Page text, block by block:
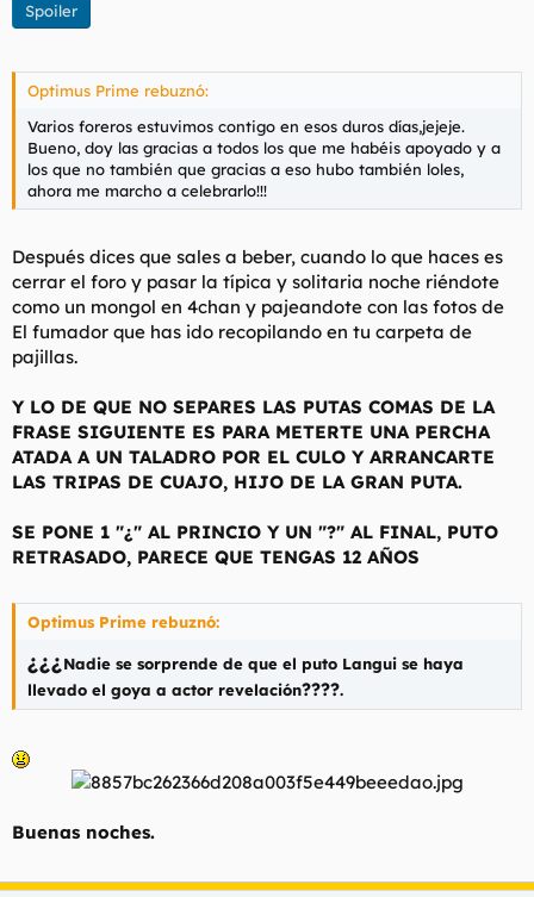
Spoiler
Optimus Prime rebuznó:
Varios foreros estuvimos contigo en esos duros días,jejeje.
Bueno, doy las gracias a todos los que me habéis apoyado y a
los que no también que gracias a eso hubo también loles,
ahora me marcho a celebrarlo!!!
Después dices que sales a beber, cuando lo que haces es
cerrar el foro y pasar la típica y solitaria noche riéndote
como un mongol en 4chan y pajeandote con las fotos de
El fumador que has ido recopilando en tu carpeta de
pajillas.
Y LO DE QUE NO SEPARES LAS PUTAS COMAS DE LA
FRASE SIGUIENTE ES PARA METERTE UNA PERCHA
ATADA A UN TALADRO POR EL CULO Y ARRANCARTE
LAS TRIPAS DE CUAJO, HIJO DE LA GRAN PUTA.
SE PONE 1 "¿" AL PRINCIO Y UN "?" AL FINAL, PUTO
RETRASADO, PARECE QUE TENGAS 12 AÑOS
Optimus Prime rebuznó:
¿¿¿Nadie se sorprende de que el puto Langui se haya
llevado el goya a actor revelación????.
Buenas noches.